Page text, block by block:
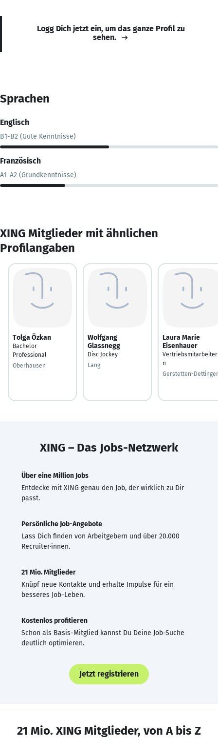
Logg Dich jetzt ein, um das ganze Profil zu
sehen.
Sprachen
Englisch
B1-B2 (Gute Kenntnisse)
Französisch
A1-A2 (Grundkenntnisse)
XING Mitglieder mit ähnlichen
Profilangaben
Tolga Özkan
Bachelor
Professional
Oberhausen
Wolfgang
Glassnegg
Disc Jockey
Lang
Laura Marie
Eisenhauer
n
Gerstetten-
XING – Das Jobs-Netzwerk
Über eine Million Jobs
Entdecke mit XING genau den Job, der wirklich zu Dir
passt.
Persönliche Job-Angebote
Lass Dich finden von Arbeitgebern und über 20.000
Recruiter·innen.
21 Mio. Mitglieder
Knüpf neue Kontakte und erhalte Impulse für ein
besseres Job-Leben.
Kostenlos profitieren
Schon als Basis-Mitglied kannst Du Deine Job-Suche
deutlich optimieren.
Jetzt registrieren
21 Mio. XING Mitglieder, von A bis Z